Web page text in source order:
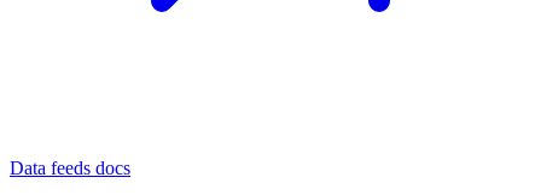
Data feeds docs